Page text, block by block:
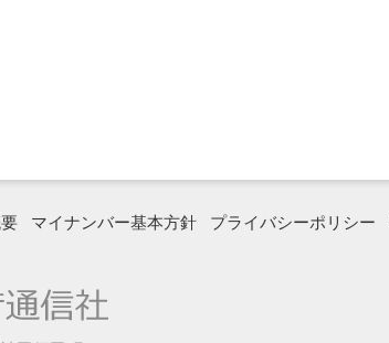
マイナンバー基本方針 プライバシーポリシー